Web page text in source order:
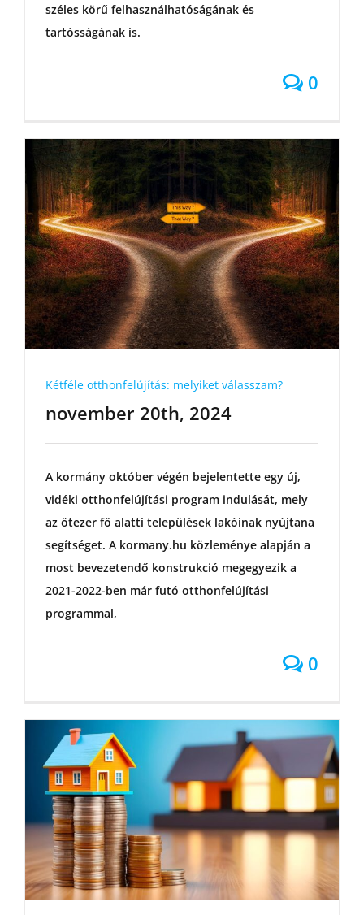
széles körű felhasználhatóságának és
tartósságának is.
0
Kétféle otthonfelújítás: melyiket válasszam?
november 20th, 2024
A kormány október végén bejelentette egy új,
vidéki otthonfelújítási program indulását, mely
az ötezer fő alatti települések lakóinak nyújtana
segítséget. A kormany.hu közleménye alapján a
most bevezetendő konstrukció megegyezik a
2021-2022-ben már futó otthonfelújítási
programmal,
0